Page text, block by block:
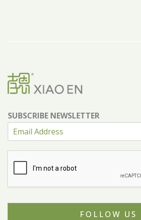
SUBSCRIBE NEWSLETTER
FOLLOW US